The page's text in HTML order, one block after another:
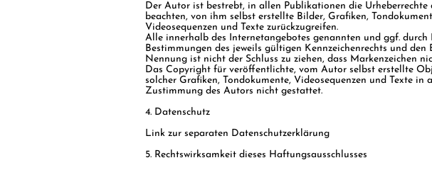
Der Autor ist bestrebt, in allen Publikationen die Urheberrechte
beachten, von ihm selbst erstellte Bilder, Grafiken,
Videosequenzen und Texte zurückzugreifen.
Alle innerhalb des Internetangebotes genannten und ggf.
Bestimmungen des jeweils gültigen Kennzeichenrechts und
Nennung ist nicht der Schluss zu ziehen, dass Markenzeichen
Das Copyright für veröffentlichte, vom Autor selbst erstellte
solcher Grafiken, Tondokumente, Videosequenzen und Texte
Zustimmung des Autors nicht gestattet.
4. Datenschutz
Link zur separaten Datenschutzerklärung
5. Rechtswirksamkeit dieses Haftungsausschlusses